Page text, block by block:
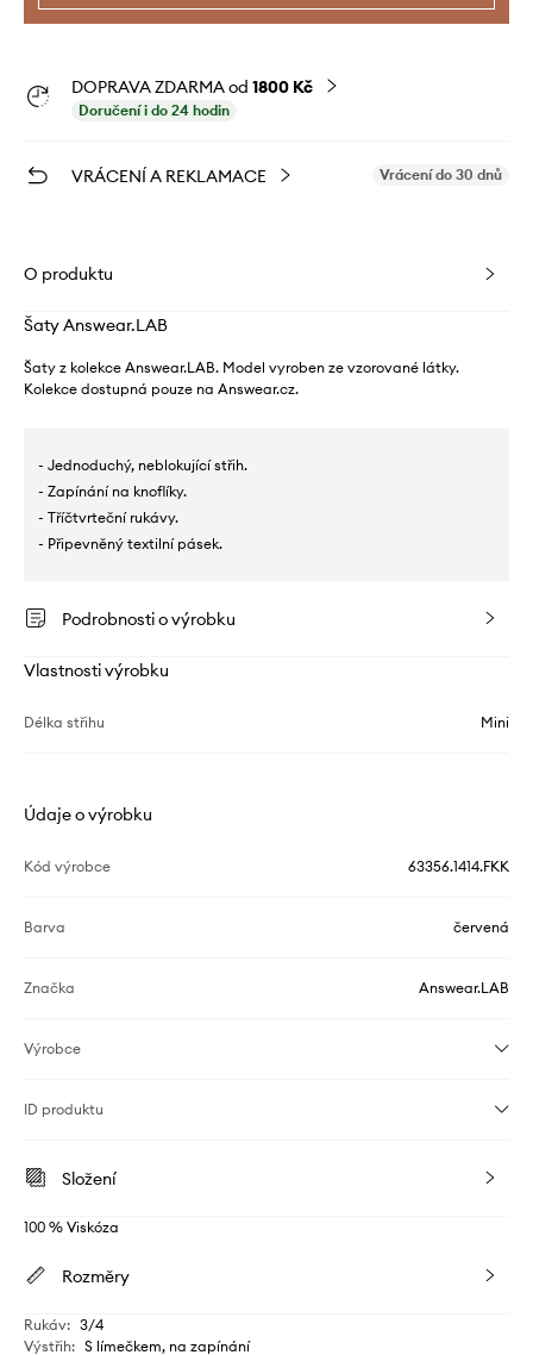
DOPRAVA ZDARMA od 1800 Kč
Doručení i do 24 hodin
VRÁCENÍ A REKLAMACE Vrácení do 30 dnů
O produktu
Šaty Answear.LAB
Šaty z kolekce Answear.LAB. Model vyroben ze vzorované látky.
Kolekce dostupná pouze na Answear.cz.
- Jednoduchý, neblokující střih.
- Zapínání na knoflíky.
- Tříčtvrteční rukávy.
- Připevněný textilní pásek.
Podrobnosti o výrobku
Vlastnosti výrobku
Délka střihu Mini
Údaje o výrobku
Kód výrobce 63356.1414.FKK
Barva červená
Značka Answear.LAB
Výrobce
ID produktu
Složení
100 % Viskóza
Rozměry
Rukáv: 3/4
Výstřih: S límečkem, na zapínání